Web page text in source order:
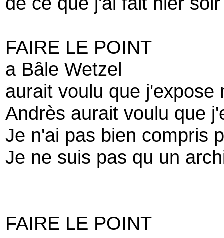
FAIRE LE POINT
a Bâle Wetzel
aurait voulu que j'expose
Andrès aurait voulu que
Je n'ai pas bien compris
Je ne suis pas qu un
FAIRE LE POINT